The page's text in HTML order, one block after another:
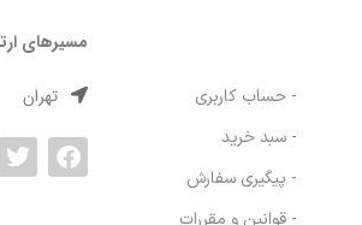
- حساب کاربری
- سبد خرید
- پیگیری سفارش
- قوانین و مقررات
مسیرهای
تهران